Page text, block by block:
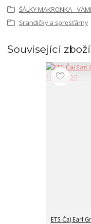
ŠÁLKY MAKRONKA -
Srandičky a sprosťárny
Související zboží
ETS Čaj Earl